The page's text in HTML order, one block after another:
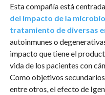
Esta compañía está
del impacto de la
tratamiento de diversas
autoinmunes o
impacto que tiene el
vida de los pacientes con
Como objetivos
entre otros, el efecto de